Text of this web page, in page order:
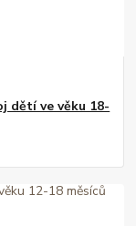
dětí ve věku 18-